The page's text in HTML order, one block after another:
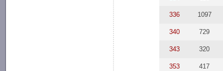
336 1097
340 729
343 320
353 417